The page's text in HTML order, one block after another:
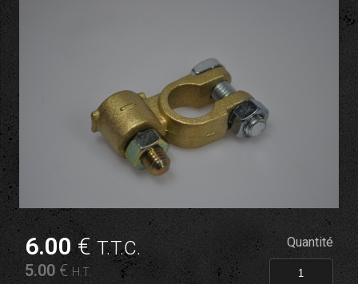
6.00€T.T.C.
5.00 € H.T.
Quantité